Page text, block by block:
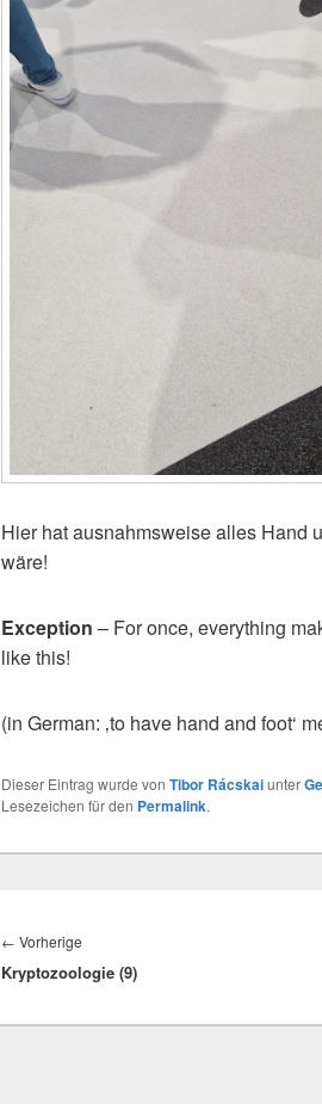
Hier hat ausnahmsweise alles Hand
wäre!
Exception – For once, everything
like this!
(in German: ‚to have hand and foot‘
Dieser Eintrag wurde von Tibor Rácskaiunter
Lesezeichen für den Permalink.
← Vorherige
Beitrag:
Kryptozoologie (9)